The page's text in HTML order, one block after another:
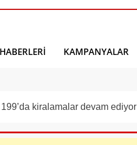
KAMPANYALAR
kiralamalar devam ediyor